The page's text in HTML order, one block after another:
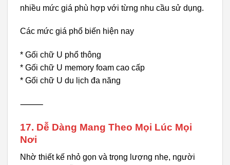
nhiều mức giá phù hợp với từng nhu cầu sử dụng.
Các mức giá phổ biến hiện nay
* Gối chữ U phổ thông
* Gối chữ U memory foam cao cấp
* Gối chữ U du lịch đa năng
⸻
17. Dễ Dàng Mang Theo Mọi Lúc Mọi
Nơi
Nhờ thiết kế nhỏ gọn và trọng lượng nhẹ, người